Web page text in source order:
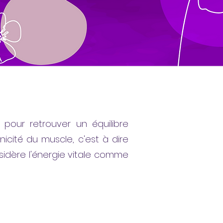
retrouver un équilibre
du muscle, c'est à dire
l'énergie vitale comme